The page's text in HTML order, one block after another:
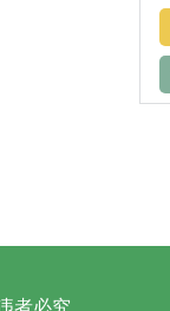
者必究